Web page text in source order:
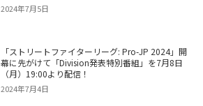
2024年7月5日
「ストリートファイターリーグ: Pro-JP 2024」開
幕に先がけて「Division発表特別番組」を7月8日
（月）19:00より配信！
2024年7月4日